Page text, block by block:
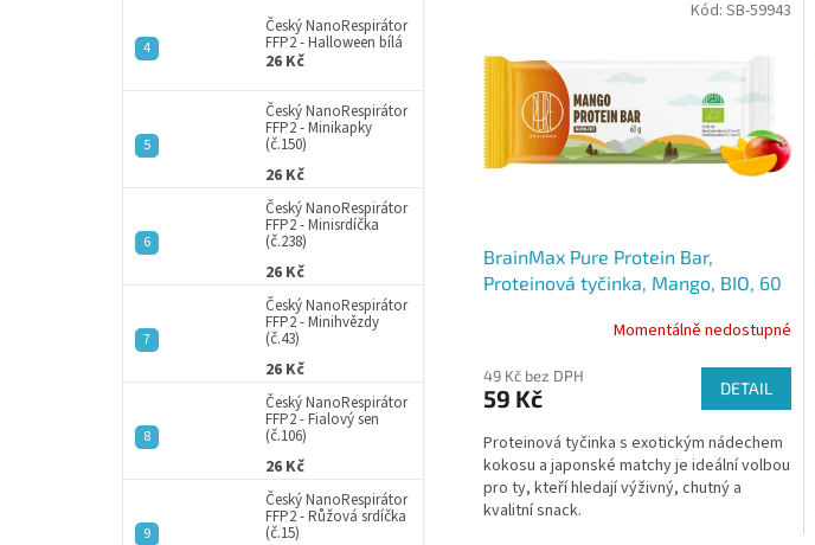
Český NanoRespirátor
FFP2 - Halloween bílá
26 Kč
Český NanoRespirátor
FFP2 - Minikapky
(č.150)
26 Kč
Český NanoRespirátor
FFP2 - Minisrdíčka
(č.238)
26 Kč
Český NanoRespirátor
FFP2 - Minihvězdy
(č.43)
26 Kč
Český NanoRespirátor
FFP2 - Fialový sen
(č.106)
26 Kč
Český NanoRespirátor
FFP2 - Růžová srdíčka
(č.15)
pp
p
BrainMax Pure Protein Bar,
Proteinová tyčinka, Mango, BIO, 60
Momentálně nedostupné
49 Kč bez DPH
59 Kč DETAIL
Proteinová tyčinka s exotickým nádechem
kokosu a japonské matchy je ideální volbou
pro ty, kteří hledají výživný, chutný a
kvalitní snack.
Kód: SB-59943